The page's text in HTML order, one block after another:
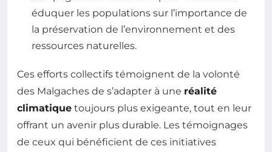
éduquer les populations sur l’importance de
la préservation de l’environnement et des
ressources naturelles.
Ces efforts collectifs témoignent de la volonté
des Malgaches de s’adapter à une réalité
climatique toujours plus exigeante, tout en leur
offrant un avenir plus durable. Les témoignages
de ceux qui bénéficient de ces initiatives